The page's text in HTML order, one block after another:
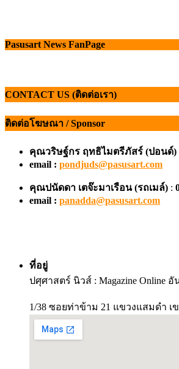
Pasusart News FanPage
CONTACT US (ติดต่อเรา)
ติดต่อโฆษณา / Sponsor
คุณวริษฐ์กร ฤทธิไมตรีภัสร์ (ปอนด์)
email : pondjuds@pasusart.com
คุณปนัดดา เตจ๊ะมาเรือน (รถเมล์) :
email : panadda@pasusart.com
ที่อยู่
ปศุศาสตร์ นิวส์ : Magazine Online
1/38 ซอยท่าข้าม 21 แขวงแสมดำ เ